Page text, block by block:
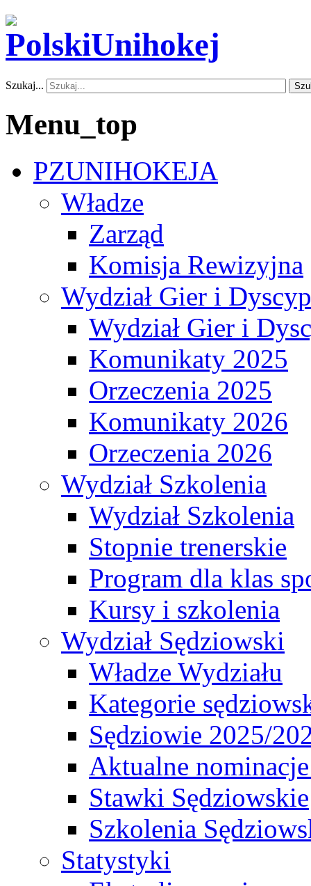
Szukaj...
Menu_top
PZUNIHOKEJA
Władze
Zarząd
Komisja Rewizyjna
Wydział Gier i
Wydział Gier i
Komunikaty 2025
Orzeczenia 2025
Komunikaty 2026
Orzeczenia 2026
Wydział Szkolenia
Wydział Szkolenia
Stopnie trenerskie
Program dla klas
Kursy i szkolenia
Wydział Sędziowski
Władze Wydziału
Kategorie
Sędziowie 2025/
Aktualne
Stawki Sędziowskie
Szkolenia
Statystyki